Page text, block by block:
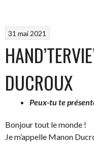
31 mai 2021
DUCROUX
Peux-tu te
Bonjour tout le monde !
Je m’appelle Manon